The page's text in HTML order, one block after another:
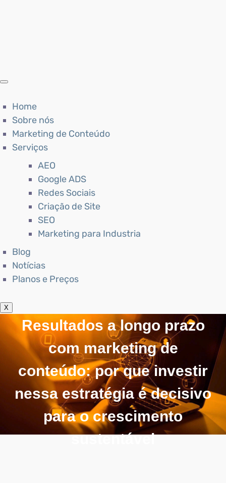
Home
Sobre nós
Marketing de Conteúdo
Serviços
AEO
Google ADS
Redes Sociais
Criação de Site
SEO
Marketing para Industria
Blog
Notícias
Planos e Preços
X
Resultados a longo prazo
com marketing de
conteúdo: por que investir
nessa estratégia é decisivo
para o crescimento
sustentável